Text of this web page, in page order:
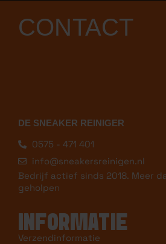
CONTACT
DE SNEAKER REINIGER
0575 - 471 401
info@sneakersreinigen.nl
Bedrijf actief sinds 2018. Meer
geholpen
INFORMATIE
Verzendinformatie